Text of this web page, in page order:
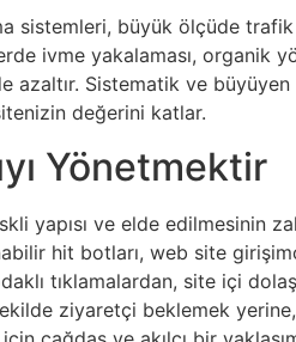
sistemleri, büyük ölçüde
ivme yakalaması, organik
Sistematik ve
değerini katlar.
Yönetmektir
yapısı ve elde edilmesinin
hit botları, web site
tıklamalardan, site içi
ziyaretçi beklemek